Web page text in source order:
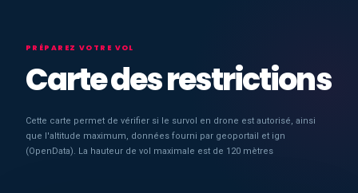
PRÉPAREZ VOTRE VOL
Carte des restrictions
Cette carte permet de vérifier si le survol en drone est autorisé, ainsi
que l'altitude maximum, données fourni par geoportail et ign
(OpenData). La hauteur de vol maximale est de 120 mètres